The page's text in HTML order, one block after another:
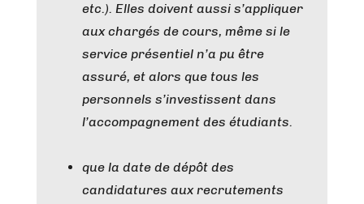
etc.). Elles doivent aussi s’appliquer
aux chargés de cours, même si le
service présentiel n’a pu être
assuré, ​et alors que tous les
personnels s’investissent dans
l’accompagnement des étudiants​.
que la date de dépôt des
candidatures aux recrutements